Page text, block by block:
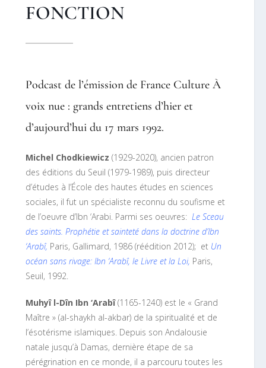
FONCTION
Podcast de l’émission de France Culture À
voix nue : grands entretiens d’hier et
d’aujourd’hui du 17 mars 1992.
Michel Chodkiewicz (1929-2020), ancien patron
des éditions du Seuil (1979-1989), puis directeur
d’études à l’École des hautes études en sciences
sociales, il fut un spécialiste reconnu du soufisme et
de l’oeuvre d’Ibn ‘Arabi. Parmi ses oeuvres: Le Sceau
des saints. Prophétie et sainteté dans la doctrine d’Ibn
‘Arabî, Paris, Gallimard, 1986 (réédition 2012); et Un
océan sans rivage: Ibn ‘Arabî, le Livre et la Loi, Paris,
Seuil, 1992.
Muhyî l-Dîn Ibn ‘Arabî(1165-1240) est le « Grand
Maître » (al-shaykh al-akbar) de la spiritualité et de
l’ésotérisme islamiques. Depuis son Andalousie
natale jusqu’à Damas, dernière étape de sa
pérégrination en ce monde, il a parcouru toutes les